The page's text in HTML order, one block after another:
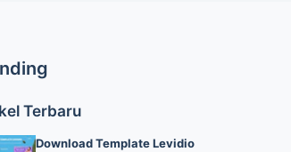
Terbaru
Download Template Levidio